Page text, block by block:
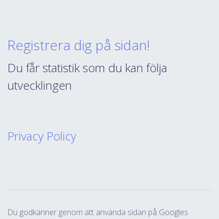
Registrera dig på sidan!
Du får statistik som du kan följa
utvecklingen
Privacy Policy
Du godkänner genom att använda sidan på Googles